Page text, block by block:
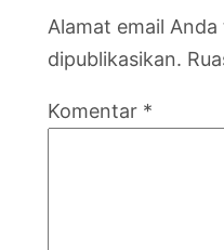
Alamat email
dipublikasikan.
Komentar *